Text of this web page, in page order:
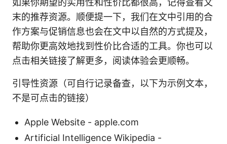
如果你期望的实用性和性价比都很高，记得查看文
末的推荐资源。顺便提一下，我们在文中引用的合
作方案与促销信息也会在文中以自然的方式提及，
帮助你更高效地找到性价比合适的工具。你也可以
点击相关链接了解更多，阅读体验会更顺畅。
引导性资源（可自行记录备查，以下为示例文本，
不是可点击的链接）
Apple Website - apple.com
Artificial Intelligence Wikipedia -